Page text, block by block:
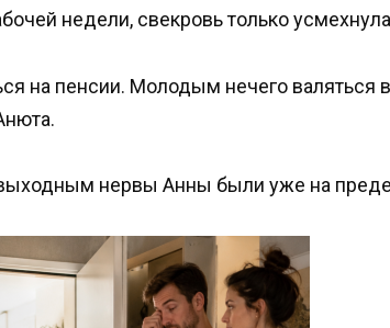
недели, свекровь только
на пенсии. Молодым нечего валяться
нервы Анны были уже на